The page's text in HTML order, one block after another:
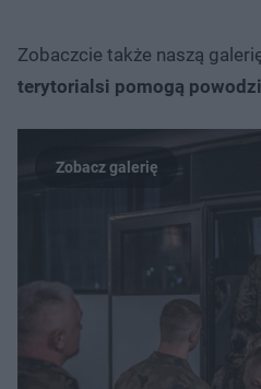
Zobaczcie także naszą
terytorialsi pomogą